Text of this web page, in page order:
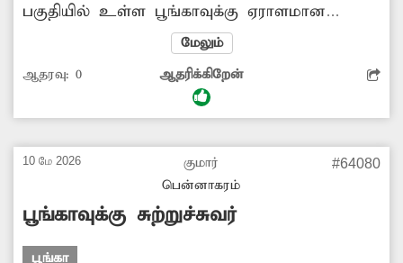
பகுதியில் உள்ள பூங்காவுக்கு ஏராளமான
பொதுமக்கள் குடும்பத்துடன் செல்வது வழக்கம்.
இந்த பூங்காவில் சிறுவர்கள் விளையாடும்
பொருள்கள் மற்றும் பூங்காவில் பல இடங்கள்
சேதமடைந்து உள்ளது. மேலும், பூங்காவில்
இரவு நேரங்களில் வெளிச்சம் இல்லாமல்
இருக்கிறது. எனவே சம்பந்தப்பட்ட மாநகராட்சி
என அப்பகுதி மக்கள் கோரிக்கை
வைக்கின்றனர்.
மேலும்
ஆதரவு: 0 ஆதரிக்கிறேன்
10 மே 2026
குமார்
பென்னாகரம்
#64080
பூங்காவுக்கு சுற்றுச்சுவர்
பூங்கா